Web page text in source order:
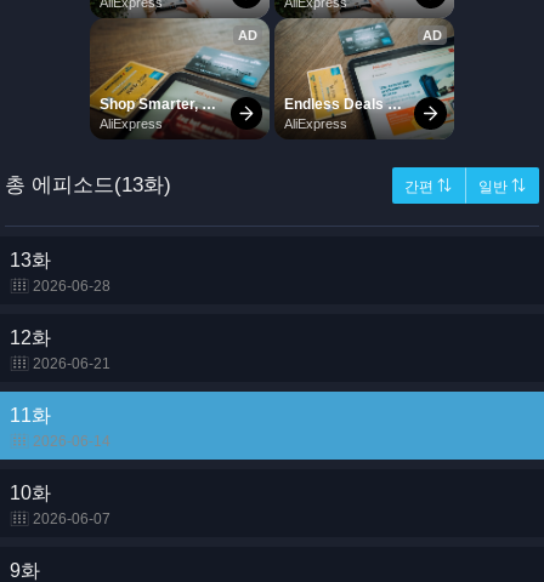
총 에피소드(13화) 간편 ⇅ 일반 ⇅
13화
2026-06-28
12화
2026-06-21
11화
2026-06-14
10화
2026-06-07
9화